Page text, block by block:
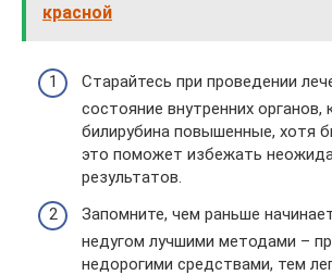
красной
Старайтесь при проведении
состояние внутренних органов,
билирубина повышенные, хотя
это поможет избежать
результатов.
Запомните, чем раньше
недугом лучшими методами –
недорогими средствами, тем